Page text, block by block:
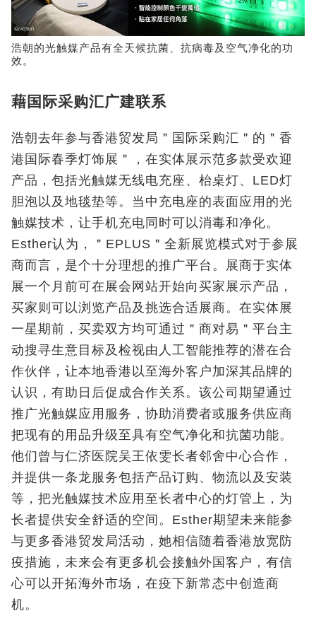
浩朝的光触媒产品有全天候抗菌、抗病毒及空气净化的功
效。
藉国际采购汇广建联系
浩朝去年参与香港贸发局＂国际采购汇＂的＂香
港国际春季灯饰展＂，在实体展示范多款受欢迎
产品，包括光触媒无线电充座、枱桌灯、LED灯
胆泡以及地毯垫等。当中充电座的表面应用的光
触媒技术，让手机充电同时可以消毒和净化。
Esther认为，＂EPLUS＂全新展览模式对于参展
商而言，是个十分理想的推广平台。展商于实体
展一个月前可在展会网站开始向买家展示产品，
买家则可以浏览产品及挑选合适展商。在实体展
一星期前，买卖双方均可通过＂商对易＂平台主
动搜寻生意目标及检视由人工智能推荐的潜在合
作伙伴，让本地香港以至海外客户加深其品牌的
认识，有助日后促成合作关系。该公司期望通过
推广光触媒应用服务，协助消费者或服务供应商
把现有的用品升级至具有空气净化和抗菌功能。
他们曾与仁济医院吴王依雯长者邻舍中心合作，
并提供一条龙服务包括产品订购、物流以及安装
等，把光触媒技术应用至长者中心的灯管上，为
长者提供安全舒适的空间。Esther期望未来能参
与更多香港贸发局活动，她相信随着香港放宽防
疫措施，未来会有更多机会接触外国客户，有信
心可以开拓海外市场，在疫下新常态中创造商
机。